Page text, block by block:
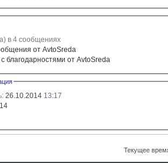
в 4 сообщениях
от AvtoSreda
благодарностями от AvtoSreda
26.10.2014 13:17
Текущее